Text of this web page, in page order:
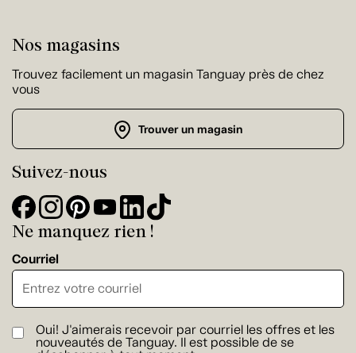
Nos magasins
Trouvez facilement un magasin Tanguay près de chez
vous
Trouver un magasin
Suivez-nous
Ne manquez rien !
Courriel
Oui! J'aimerais recevoir par courriel les offres et les
nouveautés de Tanguay. Il est possible de se